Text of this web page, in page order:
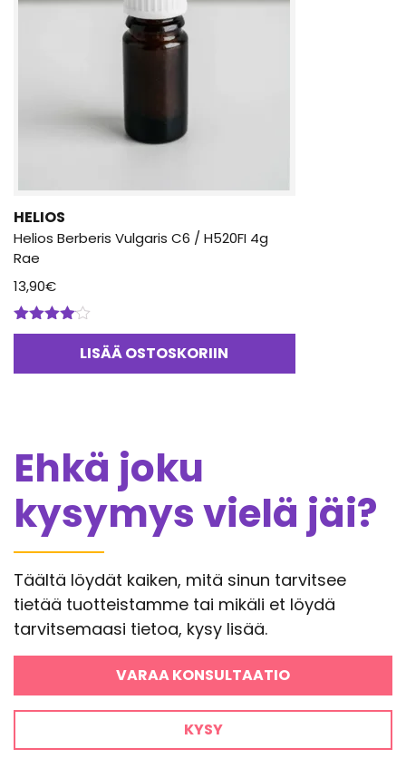
HELIOS
Helios Berberis Vulgaris C6 / H520FI 4g
Rae
13,90€
Arvostelu
LISÄÄ OSTOSKORIIN
Ehkä joku
kysymys vielä jäi?
Täältä löydät kaiken, mitä sinun tarvitsee
tietää tuotteistamme tai mikäli et löydä
tarvitsemaasi tietoa, kysy lisää.
VARAA KONSULTAATIO
KYSY